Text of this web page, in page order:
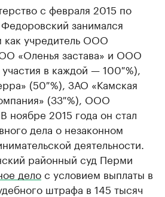
с февраля 2015 по
занимался
как учредитель ООО
«Оленья застава» и ООО
в каждой — 100 %),
(50 %), ЗАО «Камская
(33 %), ООО
ноябре 2015 года он стал
дела о незаконном
деятельности.
районный суд Перми
делос условием выплаты в
штрафа в 145 тысяч